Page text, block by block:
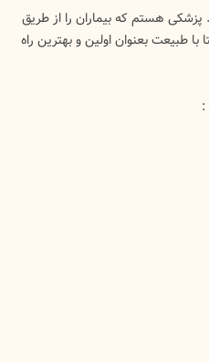
هستم که بیماران را از طریق
طبیعت بعنوان اولین و بهترین راه
: